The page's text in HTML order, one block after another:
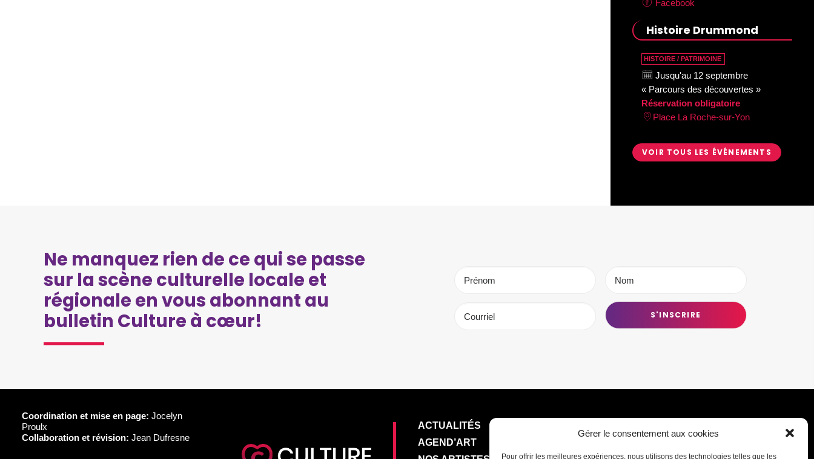
Gérer le consentement aux cookies
Pour offrir les meilleures expériences, nous utilisons des technologies telles que les
Facebook
Histoire Drummond
HISTOIRE / PATRIMOINE
Jusqu'au 12 septembre
« Parcours des découvertes »
Réservation obligatoire
Place La Roche-sur-Yon
VOIR TOUS LES ÉVÉNEMENTS
Ne manquez rien de ce qui se passe
sur la scène culturelle locale et
régionale en vous abonnant au
bulletin Culture à cœur!
Coordination et mise en page: Jocelyn
Proulx
Collaboration et révision: Jean Dufresne
ACTUALITÉS
AGEND’ART